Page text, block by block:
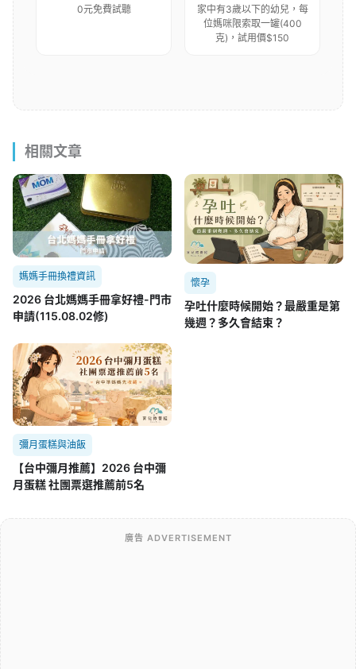
0元免費試聽
家中有3歲以下的幼兒，每
位媽咪限索取一罐(400
克)，試用價$150
相關文章
媽媽手冊換禮資訊
2026 台北媽媽手冊拿好禮-門市
申請(115.08.02修)
懷孕
孕吐什麼時候開始？最嚴重是第
幾週？多久會結束？
彌月蛋糕與油飯
【台中彌月推薦】2026 台中彌
月蛋糕 社團票選推薦前5名
廣告 ADVERTISEMENT